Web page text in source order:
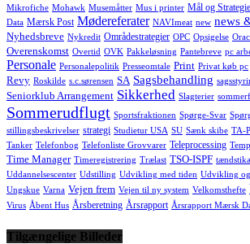
Mikrofiche Mohawk Musemåtter Mus i printer Mål og
Data Mærsk Post Mødereferater NAVImeat new news
Nyhedsbreve Nykredit Områdestrategier OPC Opsigelse
Overenskomst Overtid OVK Pakkeløsning Pantebreve pc
Personale Personalepolitik Presseomtale Print Privat køb pc
Revy Roskilde s.c.sørensen SA Sagsbehandling
Seniorklub Arrangement Sikkerhed Slagterier
Sommerudflugt Sportsfraktionen Spørge-Svar
stillingsbeskrivelser strategi Studietur USA SU Sænk skibe TA-
Tanker Telefonbog Telefonliste Grovvarer Teleprocessing
Time Manager Timeregistrering Trælast TSO-ISPF
Uddannelsescenter Udstilling Udvikling med tiden Udvikling
Ungskue Varna Vejen frem Vejen til ny system Velkomsthefte
Virus Åbent Hus Årsberetning Årsrapport Årsrapport Mærsk
Tilgængelige Billeder